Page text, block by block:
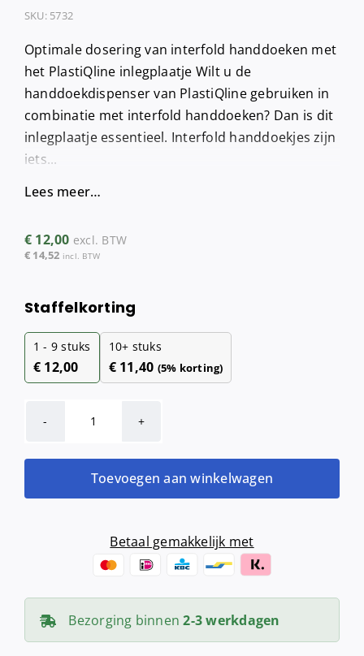
SKU: 5732
Optimale dosering van interfold handdoeken met
het PlastiQline inlegplaatje Wilt u de
handdoekdispenser van PlastiQline gebruiken in
combinatie met interfold handdoeken? Dan is dit
inlegplaatje essentieel. Interfold handdoekjes zijn
iets...
Lees meer…
€ 12,00 excl. BTW
€ 14,52 incl. BTW
Staffelkorting
1 - 9 stuks
€ 12,00
10+ stuks
€11,40 (5% korting)
Inlegplaatje
(luxe
lijn)
Toevoegen aan winkelwagen
Betaal gemakkelijk met
Bezorging binnen2-3 werkdagen